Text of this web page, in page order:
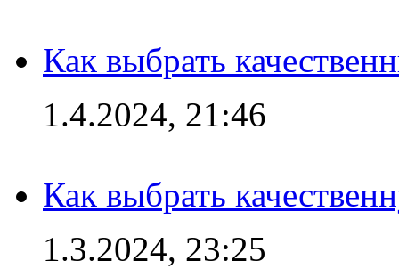
Как выбрать
1.4.2024, 21:46
Как выбрать
1.3.2024, 23:25